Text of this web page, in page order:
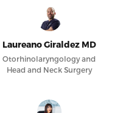
Laureano Giraldez MD
Otorhinolaryngology and
Head and Neck Surgery